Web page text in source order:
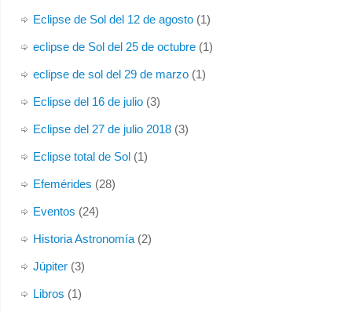
Eclipse de Sol del 12 de agosto(1)
eclipse de Sol del 25 de octubre(1)
eclipse de sol del 29 de marzo(1)
Eclipse del 16 de julio(3)
Eclipse del 27 de julio 2018(3)
Eclipse total de Sol(1)
Efemérides (28)
Eventos (24)
Historia Astronomía(2)
Júpiter(3)
Libros (1)